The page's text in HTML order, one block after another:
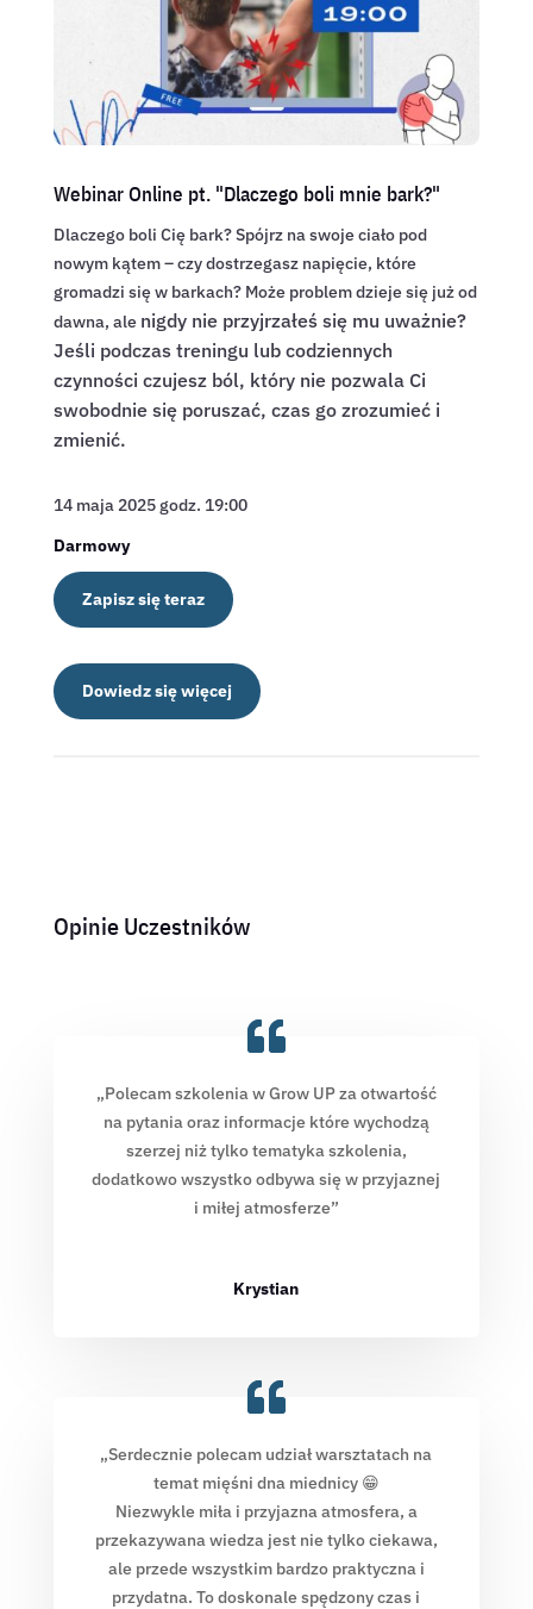
Webinar Online pt. "Dlaczego boli mnie bark?"
Dlaczego boli Cię bark? Spójrz na swoje ciało pod
nowym kątem – czy dostrzegasz napięcie, które
gromadzi się w barkach? Może problem dzieje się już od
dawna, ale nigdy nie przyjrzałeś się mu uważnie?
Jeśli podczas treningu lub codziennych
czynności czujesz ból, który nie pozwala Ci
swobodnie się poruszać, czas go zrozumieć i
zmienić.
14 maja 2025 godz. 19:00
Darmowy
Zapisz się teraz
Dowiedz się więcej
Opinie Uczestników
„Polecam szkolenia w Grow UP za otwartość
na pytania oraz informacje które wychodzą
szerzej niż tylko tematyka szkolenia,
dodatkowo wszystko odbywa się w przyjaznej
i miłej atmosferze”
Krystian
„Serdecznie polecam udział warsztatach na
temat mięśni dna miednicy 😁
Niezwykle miła i przyjazna atmosfera, a
przekazywana wiedza jest nie tylko ciekawa,
ale przede wszystkim bardzo praktyczna i
przydatna. To doskonale spędzony czas i